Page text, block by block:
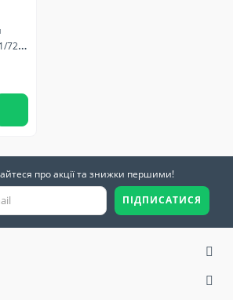
72
про акції та знижки першими!
ПІДПИСАТИСЯ